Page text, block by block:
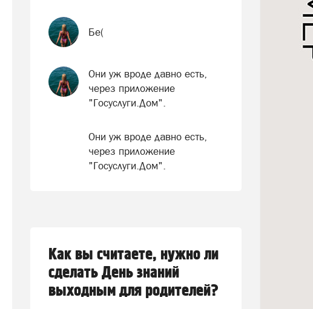
Бе(
Они уж вроде давно есть,
через приложение
"Госуслуги.Дом".
Они уж вроде давно есть,
через приложение
"Госуслуги.Дом".
Как вы считаете, нужно ли
сделать День знаний
выходным для родителей?